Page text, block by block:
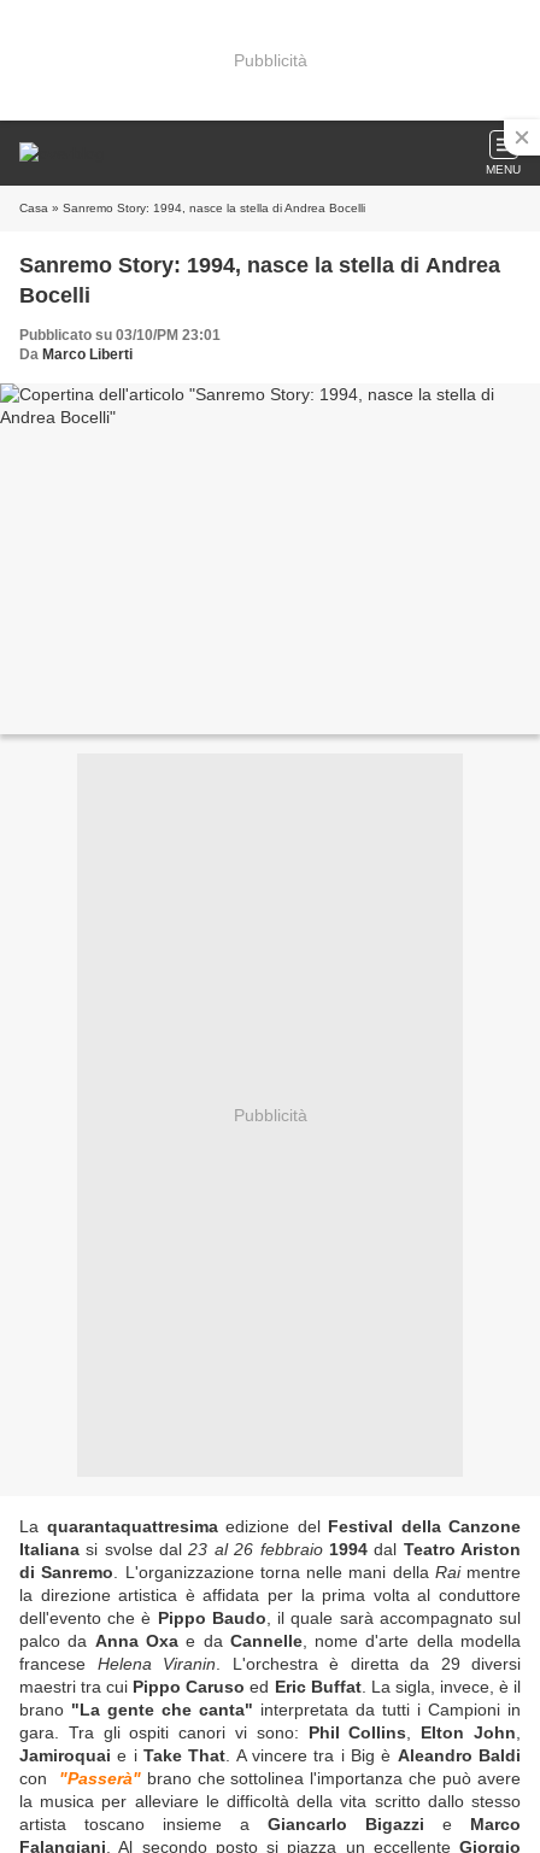
Pubblicità
MENU
Casa » Sanremo Story: 1994, nasce la stella di Andrea Bocelli
Sanremo Story: 1994, nasce la stella di Andrea
Bocelli
Pubblicato su 03/10/PM 23:01
Da Marco Liberti
Pubblicità
La quarantaquattresimaedizione del Festival della Canzone
Italiana si svolse dal23 al 26 febbraio 1994dal Teatro Ariston
di Sanremo . L'organizzazione torna nelle mani della Raimentre
la direzione artistica è affidata per la prima volta al conduttore
dell'evento che è Pippo Baudo , il quale sarà accompagnato sul
palco da Anna Oxae da Cannelle, nome d'arte della modella
francese Helena Viranin . L'orchestra è diretta da 29 diversi
maestri tra cui Pippo Caruso ed Eric Buffat. La sigla, invece, è il
brano "La gente che canta" interpretata da tutti i Campioni in
gara. Tra gli ospiti canori vi sono: Phil Collins Elton John
Jamiroquai e i Take That . A vincere tra i Big è Aleandro Baldi
con
"Passerà"brano che sottolinea l'importanza che può avere
la musica per alleviare le difficoltà della vita scritto dallo stesso
artista toscano insieme a Giancarlo Bigazzi e Marco
Falangiani . Al secondo posto si piazza un eccellente Giorgio